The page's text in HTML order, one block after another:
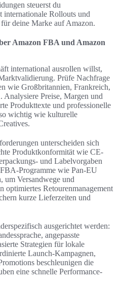
steuerst du
internationale Rollouts und
deine Marke auf Amazon.
Amazon FBA und Amazon
international ausrollen willst,
Prüfe Nachfrage
wie Großbritannien, Frankreich,
Preise, Margen und
Produkttexte und professionelle
wichtig wie kulturelle
unterscheiden sich
Produktkonformität wie CE-
und Labelvorgaben
Programme wie Pan‑EU
um Versandwege und
optimiertes Retourenmanagement
kurze Lieferzeiten und
ausgerichtet werden:
angepasste
Strategien für lokale
Launch-Kampagnen,
beschleunigen die
eine schnelle Performance-